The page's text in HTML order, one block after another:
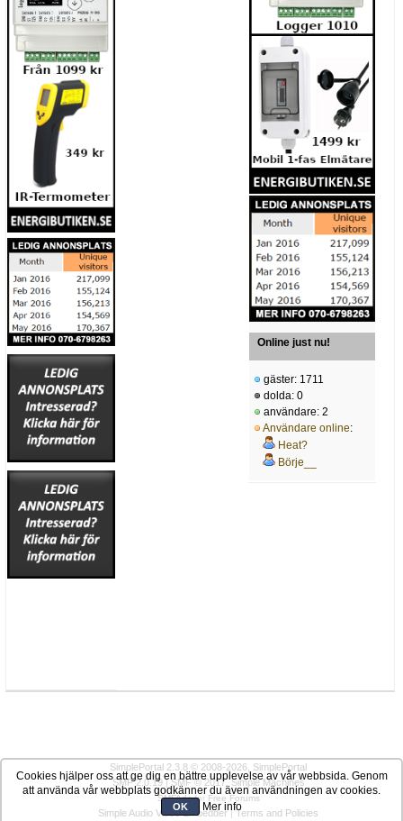
Online just nu!
gäster: 1711
dolda: 0
användare: 2
Användare online:
Heat?
Börje__
SimplePortal 2.3.8 © 2008-2026, SimplePortal
SMF 2.0.19|SMF © 2017,Simple Machines
SMFAdsfor Free Forums
Simple Audio Video Embedder|Terms and Policies
Cookies hjälper oss att ge dig en bättre upplevelse av vår webbsida. Genom
att använda vår webbplats godkänner du även användningen av cookies.
OK Mer info